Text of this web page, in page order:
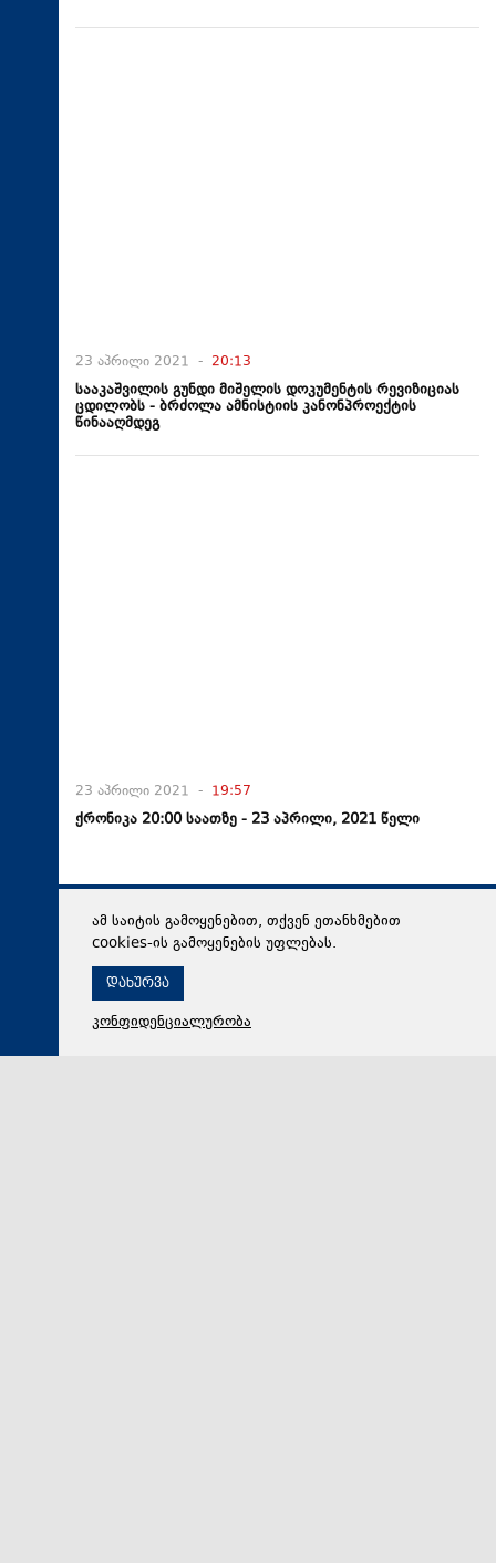
23 აპრილი 2021 - 20:13
სააკაშვილის გუნდი მიშელის დოკუმენტის რევიზიციას
ცდილობს - ბრძოლა ამნისტიის კანონპროექტის
წინააღმდეგ
23 აპრილი 2021 - 19:57
ქრონიკა 20:00 საათზე - 23 აპრილი, 2021 წელი
ამ საიტის გამოყენებით, თქვენ ეთანხმებით
cookies-ის გამოყენების უფლებას.
დახურვა
კონფიდენციალურობა